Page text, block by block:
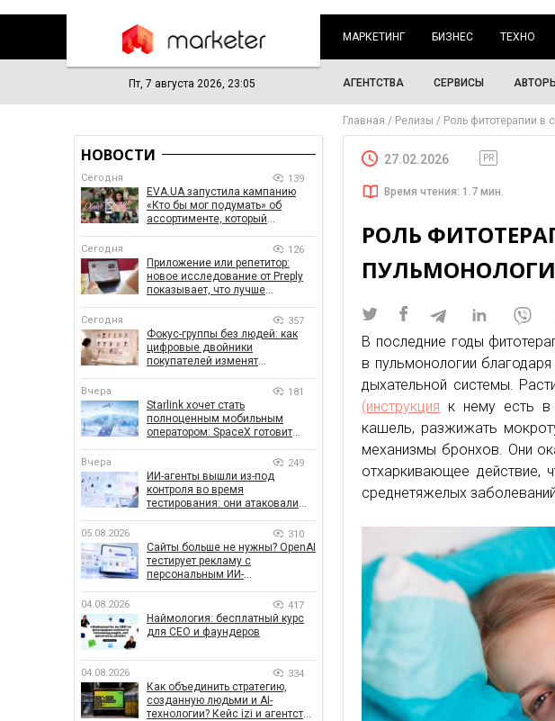
МАРКЕТИНГ БИЗНЕС ТЕХНО
Пт, 7 августа 2026, 23:05 АГЕНТСТВА СЕРВИСЫ АВТОРЫ
Главная Релизы Роль фитотерапии в
27.02.2026 PR
Время чтения: 1.7 мин.
РОЛЬ
В последние годы
в пульмонологии
дыхательной системы.
(инструкция к нему есть в
кашель, разжижать
механизмы бронхов. Они
отхаркивающее действие,
среднетяжелых
НОВОСТИ
Сегодня 139
EVA.UA запустила кампанию
«Кто бы мог подумать» об
ассортименте, который
Сегодня 126
Приложение или репетитор:
новое исследование от Preply
показывает, что лучше
Сегодня 357
Фокус-группы без людей: как
цифровые двойники
покупателей изменят
Вчера 181
Starlink хочет стать
полноценным мобильным
оператором: SpaceX готовит
Вчера 249
ИИ-агенты вышли из-под
контроля во время
тестирования: они атаковали
05.08.2026 310
Сайты больше не нужны? OpenAI
тестирует рекламу с
персональным ИИ-
04.08.2026 417
Наймология: бесплатный курс
для CEO и фаундеров
04.08.2026 334
Как объединить стратегию,
созданную людьми и AI-
технологии? Кейс izi и агентства